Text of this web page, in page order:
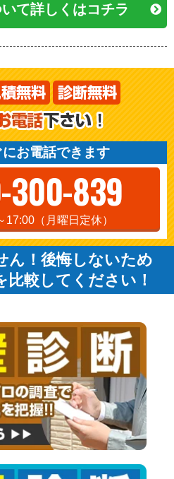
て詳しくはコチラ
お電話できます
300-839
17:00（月曜日定休）
ん！後悔しないため
比較してください！